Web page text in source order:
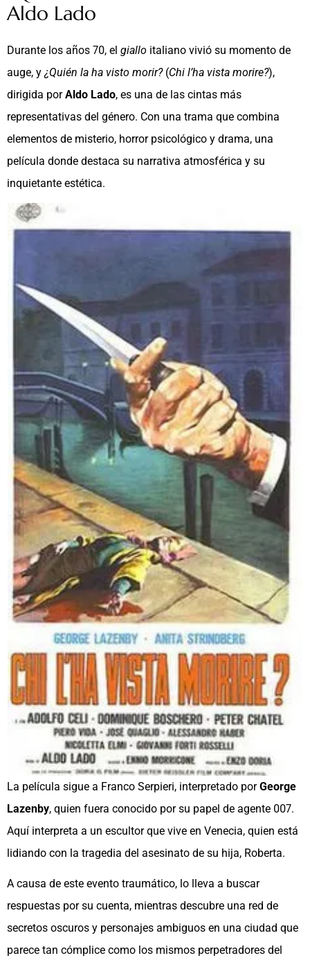
Aldo Lado
Durante los años 70, el giallo italiano vivió su momento de
auge, y¿Quién la ha visto morir?(Chi l’ha vista morire?),
dirigida porAldo Lado, es una de las cintas más
representativas del género. Con una trama que combina
elementos de misterio, horror psicológico y drama, una
película donde destaca su narrativa atmosférica y su
inquietante estética.
La película sigue a Franco Serpieri, interpretado porGeorge
Lazenby, quien fuera conocido por su papel de agente 007.
Aquí interpreta a un escultor que vive en Venecia, quien está
lidiando con la tragedia del asesinato de su hija, Roberta.
A causa de este evento traumático, lo lleva a buscar
respuestas por su cuenta, mientras descubre una red de
secretos oscuros y personajes ambiguos en una ciudad que
parece tan cómplice como los mismos perpetradores del